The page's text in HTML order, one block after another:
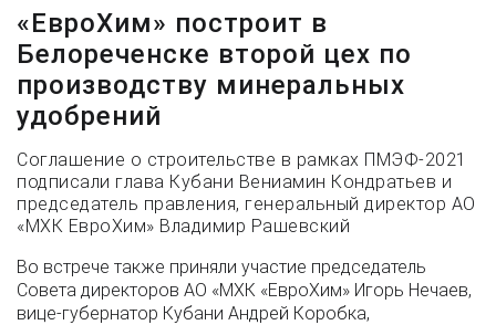
«ЕвроХим» построит в
Белореченске второй цех по
производству минеральных
удобрений
Соглашение о строительстве в рамках ПМЭФ-2021
подписали глава Кубани Вениамин Кондратьев и
председатель правления, генеральный директор АО
«МХК ЕвроХим» Владимир Рашевский
Во встрече также приняли участие председатель
Совета директоров АО «МХК «ЕвроХим» Игорь Нечаев,
вице-губернатор Кубани Андрей Коробка,